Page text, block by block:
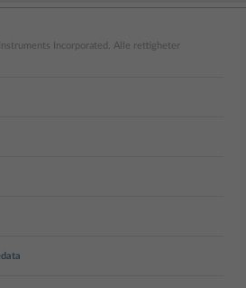
Incorporated. Alle rettigheter